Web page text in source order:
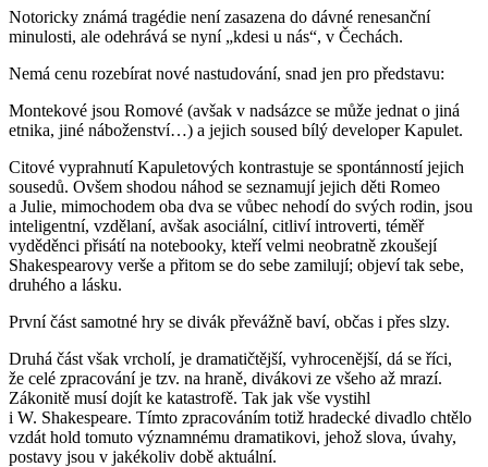
Notoricky známá tragédie není zasazena do dávné renesanční
minulosti, ale odehrává se nyní „kdesi u nás“, v Čechách.
Nemá cenu rozebírat nové nastudování, snad jen pro představu:
Montekové jsou Romové (avšak v nadsázce se může jednat o jiná
etnika, jiné náboženství…) a jejich soused bílý developer Kapulet.
Citové vyprahnutí Kapuletových kontrastuje se spontánností jejich
sousedů. Ovšem shodou náhod se seznamují jejich děti Romeo
a Julie, mimochodem oba dva se vůbec nehodí do svých rodin, jsou
inteligentní, vzdělaní, avšak asociální, citliví introverti, téměř
vyděděnci přisátí na notebooky, kteří velmi neobratně zkoušejí
Shakespearovy verše a přitom se do sebe zamilují; objeví tak sebe,
druhého a lásku.
První část samotné hry se divák převážně baví, občas i přes slzy.
Druhá část však vrcholí, je dramatičtější, vyhrocenější, dá se říci,
že celé zpracování je tzv. na hraně, divákovi ze všeho až mrazí.
Zákonitě musí dojít ke katastrofě. Tak jak vše vystihl
i W. Shakespeare. Tímto zpracováním totiž hradecké divadlo chtělo
vzdát hold tomuto významnému dramatikovi, jehož slova, úvahy,
postavy jsou v jakékoliv době aktuální.